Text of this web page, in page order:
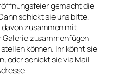
gemacht die
schickt sie uns bitte,
zusammen mit
Galerie zusammenfügen
können. Ihr könnt sie
oder schickt sie via Mail